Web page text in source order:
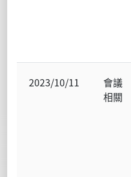
2023/10/11
會議
相關